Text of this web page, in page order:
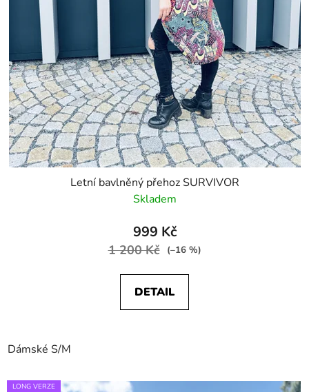
Letní bavlněný přehoz SURVIVOR
Skladem
999 Kč
1 200 Kč (–16 %)
DETAIL
Dámské S/M
LONG VERZE